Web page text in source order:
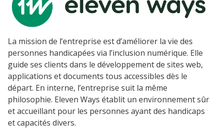
La mission de l’entreprise est d’améliorer la vie des
personnes handicapées via l’inclusion numérique. Elle
guide ses clients dans le développement de sites web,
applications et documents tous accessibles dès le
départ. En interne, l’entreprise suit la même
philosophie. Eleven Ways établit un environnement sûr
et accueillant pour les personnes ayant des handicaps
et capacités divers.